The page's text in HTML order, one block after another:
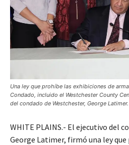
Una ley que prohíbe las exhibiciones de
Condado, incluido el Westchester County
del condado de Westchester, George Latimer.
WHITE PLAINS.- El ejecutivo del
George Latimer, firmó una ley